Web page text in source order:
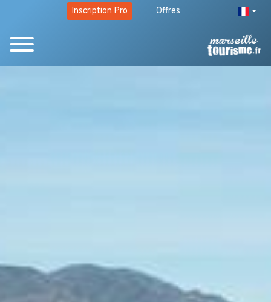
Inscription Pro Offres